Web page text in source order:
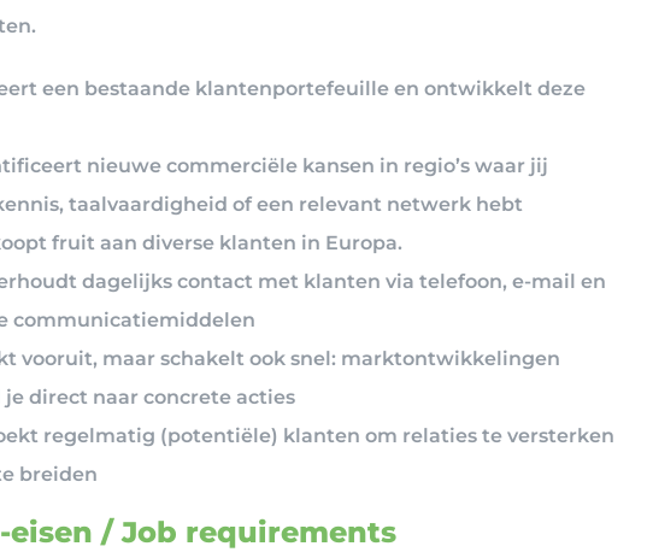
een bestaande klantenportefeuille en ontwikkelt deze
nieuwe commerciële kansen in regio’s waar jij
taalvaardigheid of een relevant netwerk hebt
fruit aan diverse klanten in Europa.
dagelijks contact met klanten via telefoon, e-mail en
communicatiemiddelen
vooruit, maar schakelt ook snel: marktontwikkelingen
je direct naar concrete acties
regelmatig (potentiële) klanten om relaties te versterken
breiden
eisen / Job requirements